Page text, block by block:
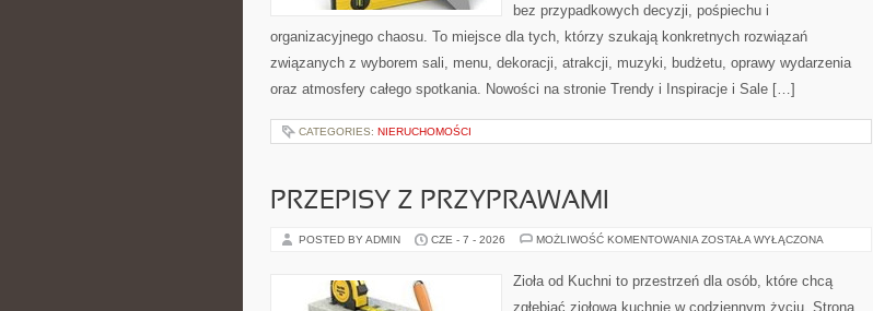
bez przypadkowych decyzji, pośpiechu i
organizacyjnego chaosu. To miejsce dla tych, którzy szukają konkretnych rozwiązań
związanych z wyborem sali, menu, dekoracji, atrakcji, muzyki, budżetu, oprawy wydarzenia
oraz atmosfery całego spotkania. Nowości na stronie Trendy i Inspiracje i Sale […]
CATEGORIES: NIERUCHOMOŚCI
PRZEPISY Z PRZYPRAWAMI
POSTED BY ADMIN CZE - 7 - 2026 MOŻLIWOŚĆ KOMENTOWANIA PRZEPISY
ZOSTAŁA WYŁĄCZONA
Zioła od Kuchni to przestrzeń dla osób, które chcą
zgłębiać ziołową kuchnię w codziennym życiu. Strona